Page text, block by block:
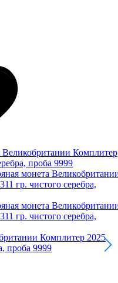
Комплитер 2025
проба 9999